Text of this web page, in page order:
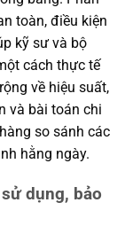
toàn, điều kiện
kỹ sư và bộ
cách thực tế
về hiệu suất,
và bài toán chi
so sánh các
hằng ngày.
dụng, bảo